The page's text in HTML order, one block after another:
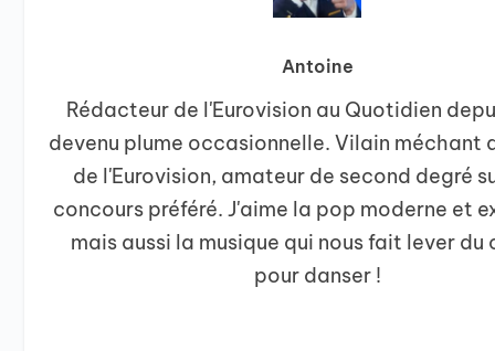
Antoine
Rédacteur de l'Eurovision au Quotidien
devenu plume occasionnelle. Vilain méchant
de l'Eurovision, amateur de second degré
concours préféré. J'aime la pop moderne et
mais aussi la musique qui nous fait lever du
pour danser !